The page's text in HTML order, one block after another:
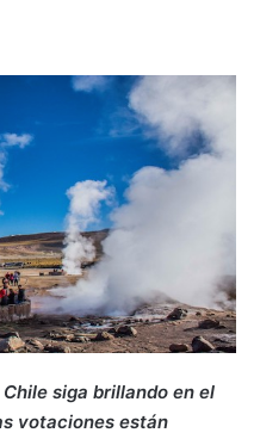
siga brillando en el
votaciones están